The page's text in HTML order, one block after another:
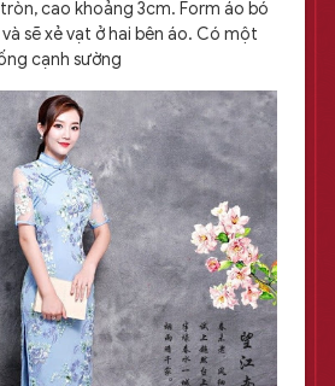
cao khoảng 3cm. Form áo bó
sẽ xẻ vạt ở hai bên áo. Có một
cạnh sường